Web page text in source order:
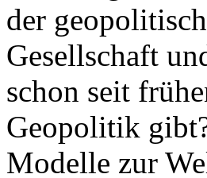
der
Gesellschaft
schon seit
Geopolitik
Modelle zur